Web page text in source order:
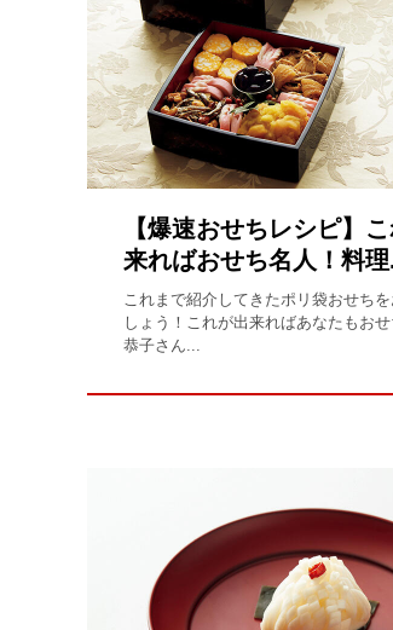
【爆速おせちレシピ】
来ればおせち名人！料
これまで紹介してきたポリ袋おせち
しょう！これが出来ればあなたもお
恭子さん...